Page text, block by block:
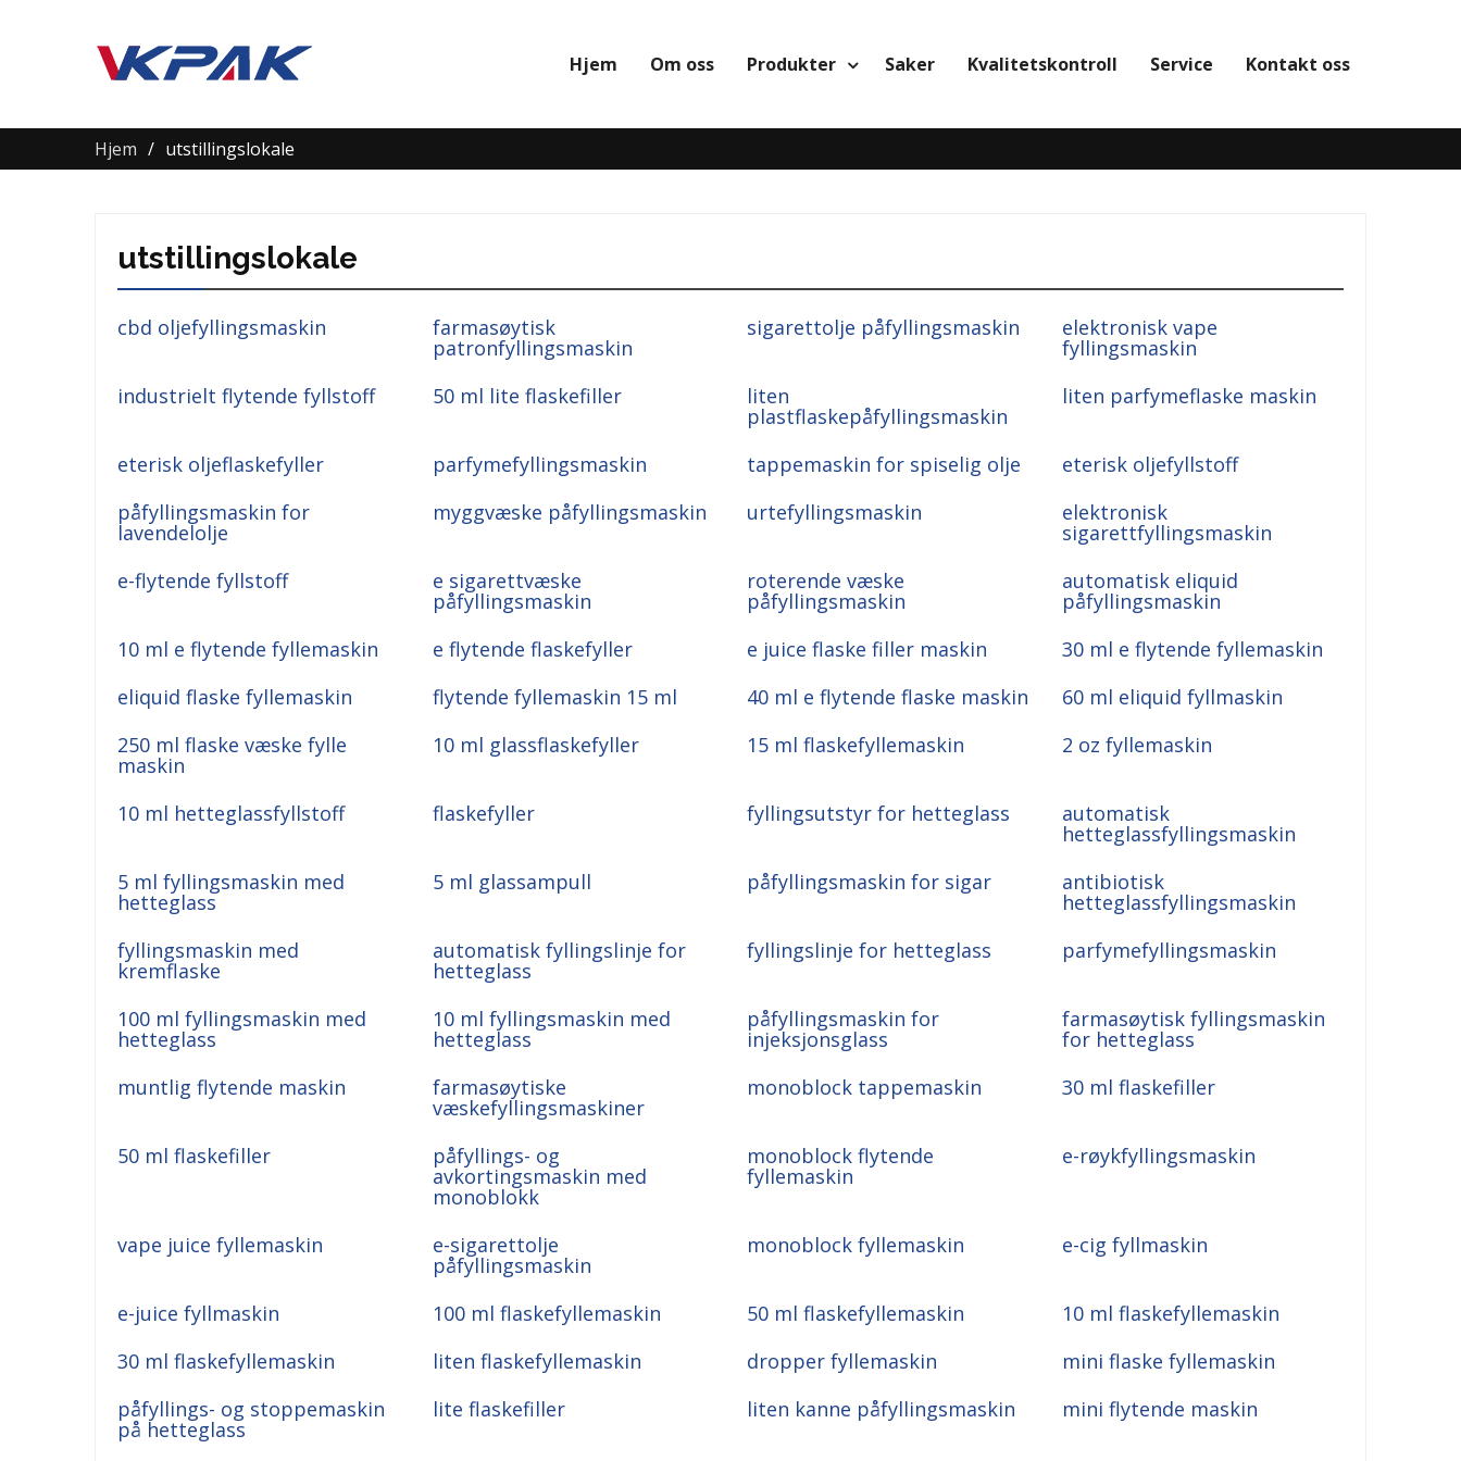
Hjem Om oss Produkter Saker Kvalitetskontroll Service Kontakt oss
Hjem utstillingslokale
utstillingslokale
cbd oljefyllingsmaskin farmasøytisk
patronfyllingsmaskin
sigarettolje påfyllingsmaskin elektronisk vape
fyllingsmaskin
industrielt flytende fyllstoff
50 ml lite flaskefiller liten
plastflaskepåfyllingsmaskin
liten parfymeflaske maskin
eterisk oljeflaskefyller parfymefyllingsmaskin tappemaskin for spiselig olje
eterisk oljefyllstoff
påfyllingsmaskin for
lavendelolje
myggvæske påfyllingsmaskin urtefyllingsmaskin elektronisk
sigarettfyllingsmaskin
e-flytende fyllstoff
e sigarettvæske
påfyllingsmaskin
roterende væske
påfyllingsmaskin
automatisk eliquid
påfyllingsmaskin
10 ml e flytende fyllemaskin
e flytende flaskefyller e juice flaske filler maskin
30 ml e flytende fyllemaskin
eliquid flaske fyllemaskin
flytende fyllemaskin 15 ml 40 ml e flytende flaske maskin
60 ml eliquid fyllmaskin
250 ml flaske væske fylle
maskin
10 ml glassflaskefyller 15 ml flaskefyllemaskin 2 oz fyllemaskin
10 ml hetteglassfyllstoff flaskefyller fyllingsutstyr for hetteglass automatisk
hetteglassfyllingsmaskin
5 ml fyllingsmaskin med
hetteglass
5 ml glassampull påfyllingsmaskin for sigar antibiotisk
hetteglassfyllingsmaskin
fyllingsmaskin med
kremflaske
automatisk fyllingslinje for
hetteglass
fyllingslinje for hetteglass parfymefyllingsmaskin
100 ml fyllingsmaskin med
hetteglass
10 ml fyllingsmaskin med
hetteglass
påfyllingsmaskin for
injeksjonsglass
farmasøytisk fyllingsmaskin
for hetteglass
muntlig flytende maskin
farmasøytiske
væskefyllingsmaskiner
monoblock tappemaskin 30 ml flaskefiller
50 ml flaskefiller påfyllings- og
avkortingsmaskin med
monoblokk
monoblock flytende
fyllemaskin
e-røykfyllingsmaskin
vape juice fyllemaskin e-sigarettolje
påfyllingsmaskin
monoblock fyllemaskin e-cig fyllmaskin
e-juice fyllmaskin 100 ml flaskefyllemaskin 50 ml flaskefyllemaskin
10 ml flaskefyllemaskin
30 ml flaskefyllemaskin
liten flaskefyllemaskin dropper fyllemaskin
mini flaske fyllemaskin
påfyllings- og stoppemaskin
på hetteglass
lite flaskefiller liten kanne påfyllingsmaskin mini flytende maskin